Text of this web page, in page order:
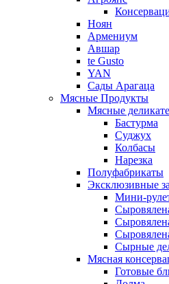
Ноян
Армениум
Авшар
te Gusto
YAN
Сады Арагаца
Мясные Продукты
Мясные
Бастурма
Суджух
Колбасы
Нарезка
Полуфабрикаты
Эксклюзивные
Мини-
Сырные
Мясная
Готовые